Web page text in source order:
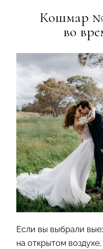
Кошмар №
во
Если вы выбрали
на открытом